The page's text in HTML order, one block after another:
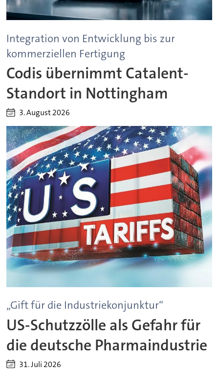
Integration von Entwicklung bis zur
kommerziellen Fertigung
Codis übernimmt Catalent-
Standort in Nottingham
3. August 2026
„Gift für die Industriekonjunktur“
US-Schutzzölle als Gefahr für
die deutsche Pharmaindustrie
31. Juli 2026